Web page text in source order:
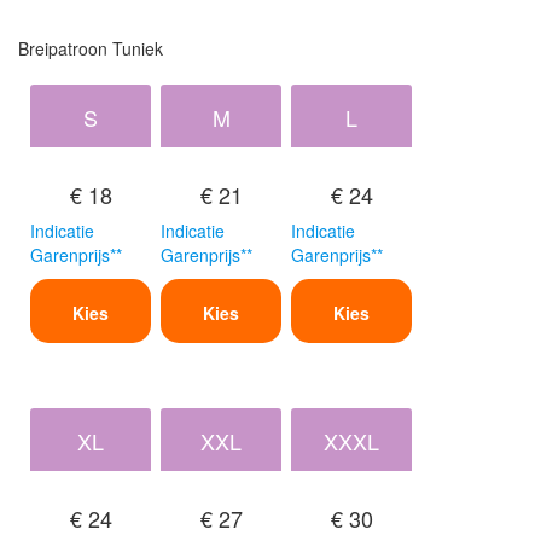
Breipatroon Tuniek
S
€ 18
Indicatie
Garenprijs**
Kies
M
€ 21
Indicatie
Garenprijs**
Kies
L
€ 24
Indicatie
Garenprijs**
Kies
XL
€ 24
XXL
€ 27
XXXL
€ 30